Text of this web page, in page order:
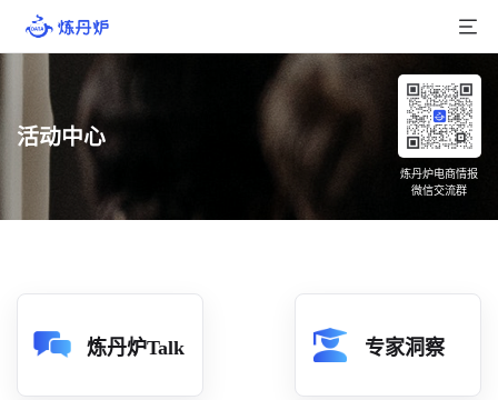
产品介绍
品牌数据
店铺数据
活动中心
炼丹炉电商情报
微信交流群
炼丹炉Talk 专家洞察